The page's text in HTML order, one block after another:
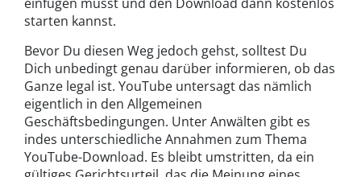
starten kannst.
Bevor Du diesen Weg jedoch gehst, solltest Du
Dich unbedingt genau darüber informieren, ob das
Ganze legal ist. YouTube untersagt das nämlich
eigentlich in den Allgemeinen
Geschäftsbedingungen. Unter Anwälten gibt es
indes unterschiedliche Annahmen zum Thema
YouTube-Download. Es bleibt umstritten, da ein